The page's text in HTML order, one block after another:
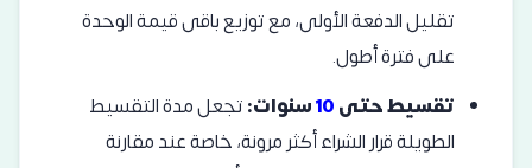
تقليل الدفعة الأولى، مع توزيع باقى قيمة الوحدة
على فترة أطول.
تقسيط حتى10سنوات:تجعل مدة التقسيط
الطويلة قرار الشراء أكثر مرونة، خاصة عند مقارنة